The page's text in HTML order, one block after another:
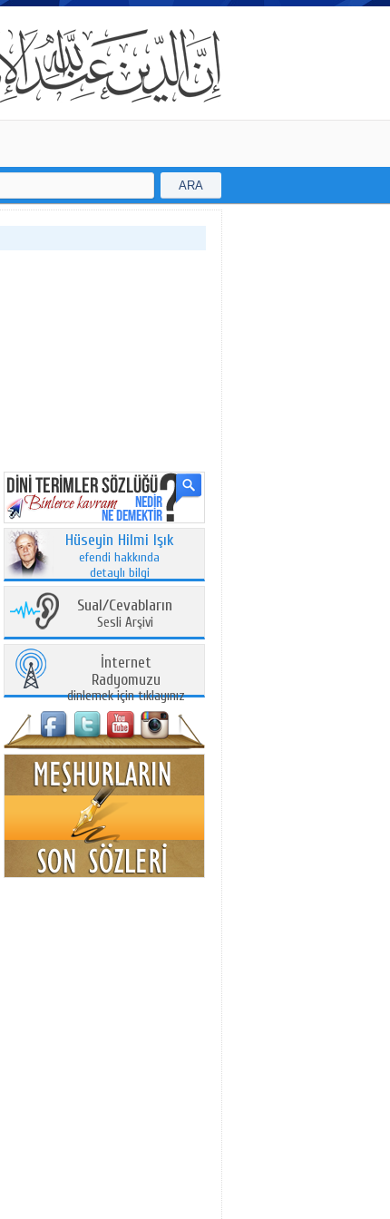
ARA
Hüseyin Hilmi Işık
efendi hakkında
detaylı bilgi
Sual/Cevabların
Sesli Arşivi
İnternet
Radyomuzu
dinlemek için tıklayınız